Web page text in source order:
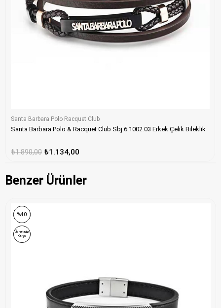
Santa Barbara Polo Racquet Club
Santa Barbara Polo & Racquet Club Sbj.6.1002.03 Erkek Çelik Bileklik
₺1.134,00
₺1.890,00
Benzer Ürünler
%40
Ücretsiz
Kargo